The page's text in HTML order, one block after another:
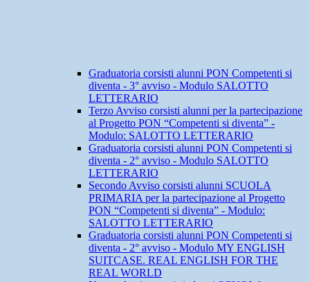
Graduatoria corsisti alunni PON Competenti si
diventa - 3° avviso - Modulo SALOTTO
LETTERARIO
Terzo Avviso corsisti alunni per la partecipazione
al Progetto PON “Competenti si diventa” -
Modulo: SALOTTO LETTERARIO
Graduatoria corsisti alunni PON Competenti si
diventa - 2° avviso - Modulo SALOTTO
LETTERARIO
Secondo Avviso corsisti alunni SCUOLA
PRIMARIA per la partecipazione al Progetto
PON “Competenti si diventa” - Modulo:
SALOTTO LETTERARIO
Graduatoria corsisti alunni PON Competenti si
diventa - 2° avviso - Modulo MY ENGLISH
SUITCASE. REAL ENGLISH FOR THE
REAL WORLD